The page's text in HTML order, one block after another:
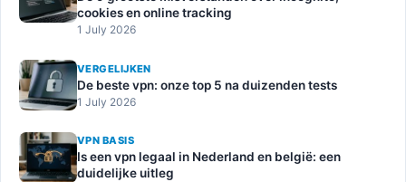
cookies en online tracking
1 July 2026
VERGELIJKEN
De beste vpn: onze top 5 na duizenden tests
1 July 2026
VPN BASIS
Is een vpn legaal in Nederland en belgië: een
duidelijke uitleg